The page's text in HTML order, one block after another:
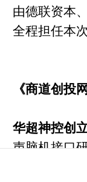
由德联资本
全程担任本
《商道创投
华超神控创
声脑机接口
厚的生物医